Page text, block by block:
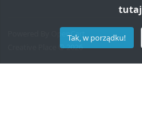
OpenCart
Creative Place © 2026
tutaj
Tak, w porządku!